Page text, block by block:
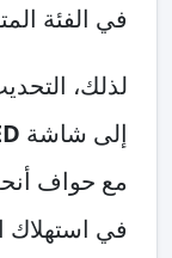
في الفئة
لذلك،
إلى شاشة
مع حواف
في استهلاك